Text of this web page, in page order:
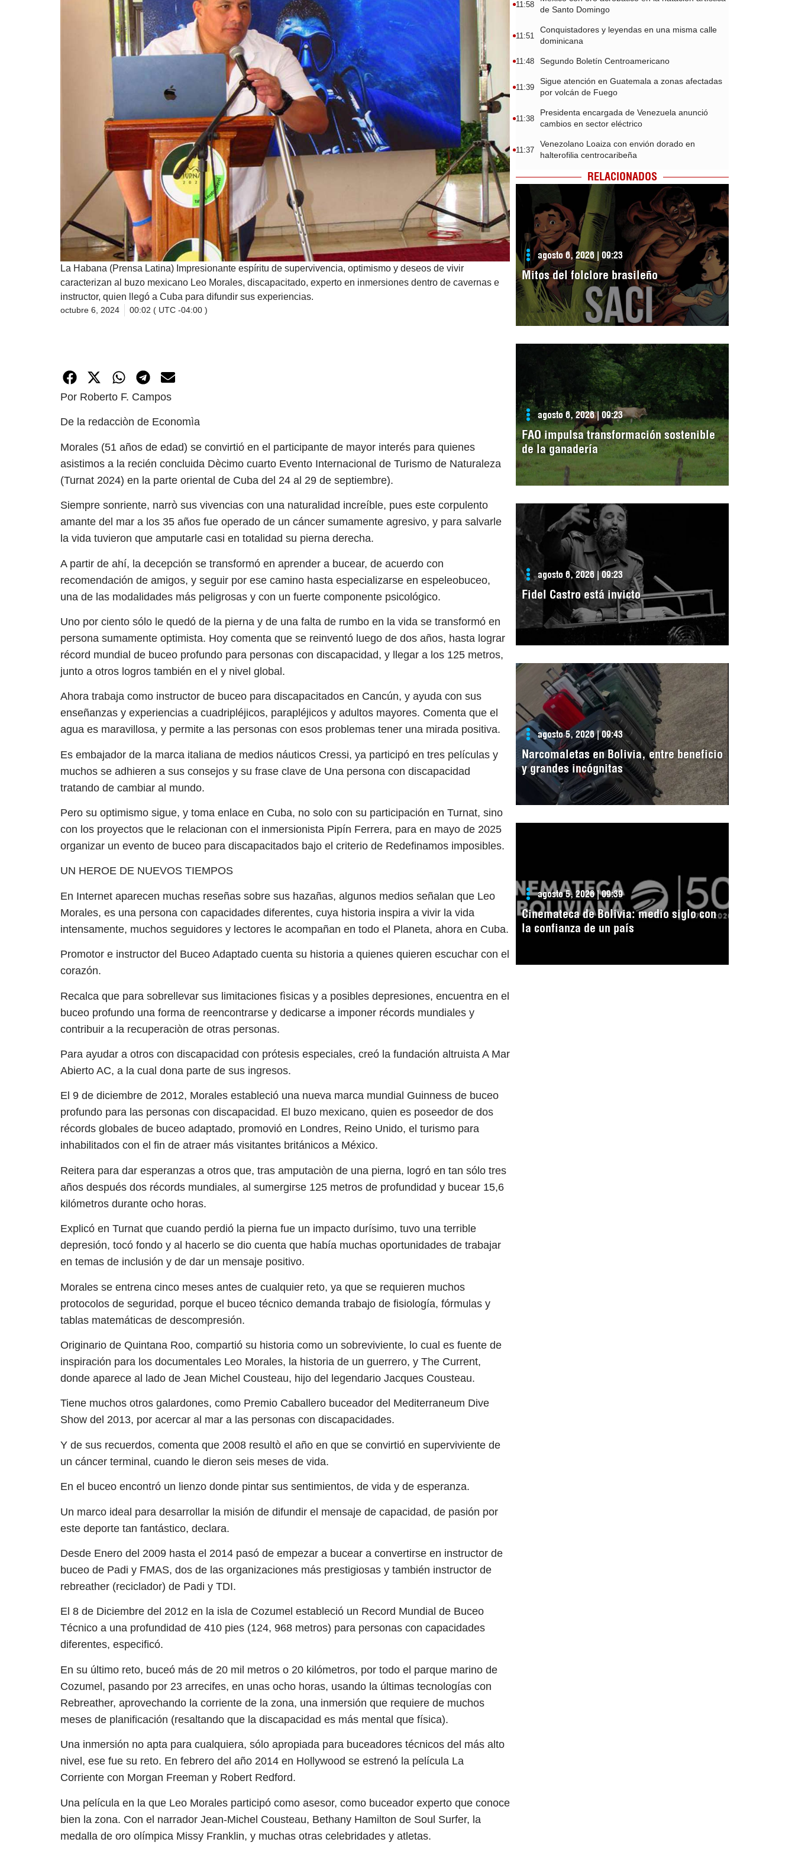
La Habana (Prensa Latina) Impresionante espíritu de supervivencia, optimismo y deseos de vivir
caracterizan al buzo mexicano Leo Morales, discapacitado, experto en inmersiones dentro de cavernas e
instructor, quien llegó a Cuba para difundir sus experiencias.
octubre 6, 2024 00:02 ( UTC -04:00 )
Por Roberto F. Campos
De la redacciòn de Economìa
Morales (51 años de edad) se convirtió en el participante de mayor interés para quienes
asistimos a la recién concluida Dècimo cuarto Evento Internacional de Turismo de Naturaleza
(Turnat 2024) en la parte oriental de Cuba del 24 al 29 de septiembre).
Siempre sonriente, narrò sus vivencias con una naturalidad increíble, pues este corpulento
amante del mar a los 35 años fue operado de un cáncer sumamente agresivo, y para salvarle
la vida tuvieron que amputarle casi en totalidad su pierna derecha.
A partir de ahí, la decepción se transformó en aprender a bucear, de acuerdo con
recomendación de amigos, y seguir por ese camino hasta especializarse en espeleobuceo,
una de las modalidades más peligrosas y con un fuerte componente psicológico.
Uno por ciento sólo le quedó de la pierna y de una falta de rumbo en la vida se transformó en
persona sumamente optimista. Hoy comenta que se reinventó luego de dos años, hasta lograr
récord mundial de buceo profundo para personas con discapacidad, y llegar a los 125 metros,
junto a otros logros también en el y nivel global.
Ahora trabaja como instructor de buceo para discapacitados en Cancún, y ayuda con sus
enseñanzas y experiencias a cuadripléjicos, parapléjicos y adultos mayores. Comenta que el
agua es maravillosa, y permite a las personas con esos problemas tener una mirada positiva.
Es embajador de la marca italiana de medios náuticos Cressi, ya participó en tres películas y
muchos se adhieren a sus consejos y su frase clave de Una persona con discapacidad
tratando de cambiar al mundo.
Pero su optimismo sigue, y toma enlace en Cuba, no solo con su participación en Turnat, sino
con los proyectos que le relacionan con el inmersionista Pipín Ferrera, para en mayo de 2025
organizar un evento de buceo para discapacitados bajo el criterio de Redefinamos imposibles.
UN HEROE DE NUEVOS TIEMPOS
En Internet aparecen muchas reseñas sobre sus hazañas, algunos medios señalan que Leo
Morales, es una persona con capacidades diferentes, cuya historia inspira a vivir la vida
intensamente, muchos seguidores y lectores le acompañan en todo el Planeta, ahora en Cuba.
Promotor e instructor del Buceo Adaptado cuenta su historia a quienes quieren escuchar con el
corazón.
Recalca que para sobrellevar sus limitaciones fìsicas y a posibles depresiones, encuentra en el
buceo profundo una forma de reencontrarse y dedicarse a imponer récords mundiales y
contribuir a la recuperaciòn de otras personas.
Para ayudar a otros con discapacidad con prótesis especiales, creó la fundación altruista A Mar
Abierto AC, a la cual dona parte de sus ingresos.
El 9 de diciembre de 2012, Morales estableció una nueva marca mundial Guinness de buceo
profundo para las personas con discapacidad. El buzo mexicano, quien es poseedor de dos
récords globales de buceo adaptado, promovió en Londres, Reino Unido, el turismo para
inhabilitados con el fin de atraer más visitantes británicos a México.
Reitera para dar esperanzas a otros que, tras amputaciòn de una pierna, logró en tan sólo tres
años después dos récords mundiales, al sumergirse 125 metros de profundidad y bucear 15,6
kilómetros durante ocho horas.
Explicó en Turnat que cuando perdió la pierna fue un impacto durísimo, tuvo una terrible
depresión, tocó fondo y al hacerlo se dio cuenta que había muchas oportunidades de trabajar
en temas de inclusión y de dar un mensaje positivo.
Morales se entrena cinco meses antes de cualquier reto, ya que se requieren muchos
protocolos de seguridad, porque el buceo técnico demanda trabajo de fisiología, fórmulas y
tablas matemáticas de descompresión.
Originario de Quintana Roo, compartió su historia como un sobreviviente, lo cual es fuente de
inspiración para los documentales Leo Morales, la historia de un guerrero, y The Current,
donde aparece al lado de Jean Michel Cousteau, hijo del legendario Jacques Cousteau.
Tiene muchos otros galardones, como Premio Caballero buceador del Mediterraneum Dive
Show del 2013, por acercar al mar a las personas con discapacidades.
Y de sus recuerdos, comenta que 2008 resultò el año en que se convirtió en superviviente de
un cáncer terminal, cuando le dieron seis meses de vida.
En el buceo encontró un lienzo donde pintar sus sentimientos, de vida y de esperanza.
Un marco ideal para desarrollar la misión de difundir el mensaje de capacidad, de pasión por
este deporte tan fantástico, declara.
Desde Enero del 2009 hasta el 2014 pasó de empezar a bucear a convertirse en instructor de
buceo de Padi y FMAS, dos de las organizaciones más prestigiosas y también instructor de
rebreather (reciclador) de Padi y TDI.
El 8 de Diciembre del 2012 en la isla de Cozumel estableció un Record Mundial de Buceo
Técnico a una profundidad de 410 pies (124, 968 metros) para personas con capacidades
diferentes, especificó.
En su último reto, buceó más de 20 mil metros o 20 kilómetros, por todo el parque marino de
Cozumel, pasando por 23 arrecifes, en unas ocho horas, usando la últimas tecnologías con
Rebreather, aprovechando la corriente de la zona, una inmersión que requiere de muchos
meses de planificación (resaltando que la discapacidad es más mental que física).
Una inmersión no apta para cualquiera, sólo apropiada para buceadores técnicos del más alto
nivel, ese fue su reto. En febrero del año 2014 en Hollywood se estrenó la película La
Corriente con Morgan Freeman y Robert Redford.
Una película en la que Leo Morales participó como asesor, como buceador experto que conoce
bien la zona. Con el narrador Jean-Michel Cousteau, Bethany Hamilton de Soul Surfer, la
medalla de oro olímpica Missy Franklin, y muchas otras celebridades y atletas.
11:58
de Santo Domingo
11:51
Conquistadores y leyendas en una misma calle
dominicana
11:48 Segundo Boletín Centroamericano
11:39
Sigue atención en Guatemala a zonas afectadas
por volcán de Fuego
11:38
Presidenta encargada de Venezuela anunció
cambios en sector eléctrico
11:37
Venezolano Loaiza con envión dorado en
halterofilia centrocaribeña
RELACIONADOS
agosto 6, 2026 | 09:23
Mitos del folclore brasileño
agosto 6, 2026 | 09:23
FAO impulsa transformación sostenible
de la ganadería
agosto 6, 2026 | 09:23
Fidel Castro está invicto
agosto 5, 2026 | 09:43
Narcomaletas en Bolivia, entre beneficio
y grandes incógnitas
agosto 5, 2026 | 09:39
Cinemateca de Bolivia: medio siglo con
la confianza de un país